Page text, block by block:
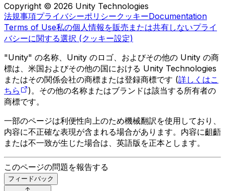
Copyright © 2026 Unity Technologies
法規事項プライバシーポリシークッキーDocumentation
Terms of Use私の個人情報を販売または共有しないプライ
バシーに関する選択 (クッキー設定)
"Unity" の名称、Unity のロゴ、およびその他の Unity の商
標は、米国およびその他の国における Unity Technologies
またはその関係会社の商標または登録商標です (詳しくはこ
ちら
)。その他の名称またはブランドは該当する所有者の
商標です。
一部のページは利便性向上のため機械翻訳を使用しており、
内容に不正確な表現が含まれる場合があります。内容に齟齬
または不一致が生じた場合は、英語版を正本とします。
このページの問題を報告する
フィードバック